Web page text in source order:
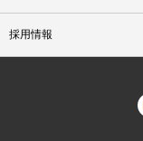
採用情報